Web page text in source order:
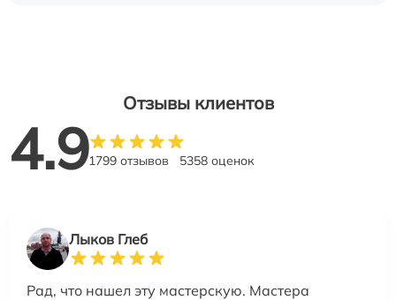
Отзывы клиентов
4.91799 отзывов 5358 оценок
Лыков Глеб
Рад, что нашел эту мастерскую. Мастера